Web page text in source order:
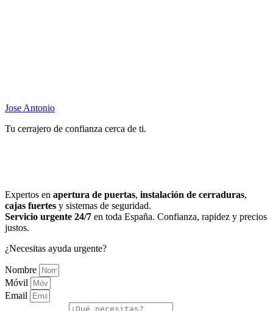
Jose Antonio
Tu cerrajero de confianza cerca de ti.
Expertos en apertura de puertas, instalación de cerraduras,
cajas fuertes y sistemas de seguridad.
Servicio urgente 24/7 en toda España. Confianza, rapidez y precios
justos.
¿Necesitas ayuda urgente?
Nombre
Móvil
Email